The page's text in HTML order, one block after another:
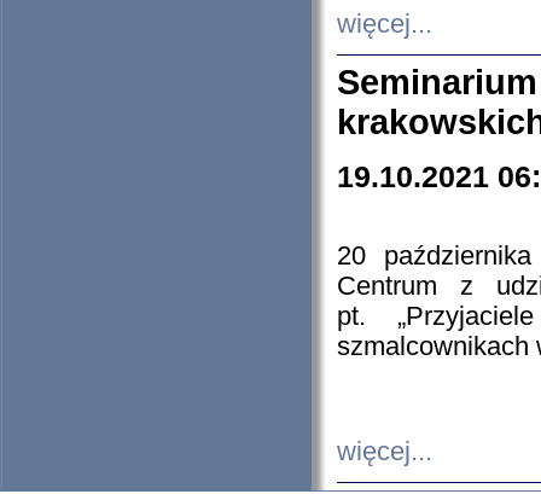
więcej...
19.10.2021
20
Centrum z
pt.
szmalcownikach
więcej...